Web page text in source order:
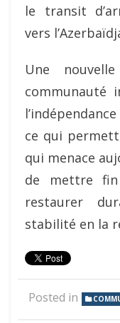
le transit
vers
Une
communauté
ce qui
qui menace
de mettre
restaurer
stabilité en la
Posted in